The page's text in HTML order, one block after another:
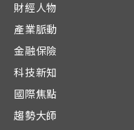
財經人物
產業脈動
金融保險
科技新知
國際焦點
趨勢大師